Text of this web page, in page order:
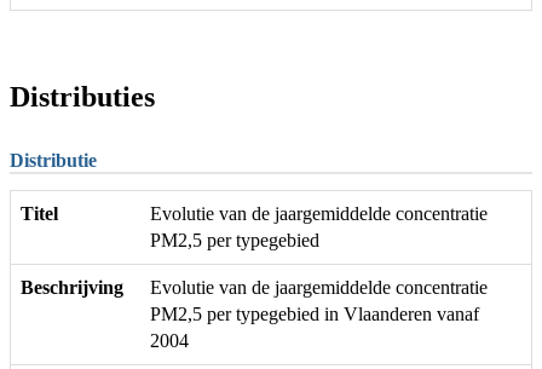
Distributies
Distributie
Titel
Evolutie van de jaargemiddelde concentratie
PM2,5 per typegebied
Beschrijving
Evolutie van de jaargemiddelde concentratie
PM2,5 per typegebied in Vlaanderen vanaf
2004